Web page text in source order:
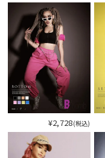
¥2,728(税込)